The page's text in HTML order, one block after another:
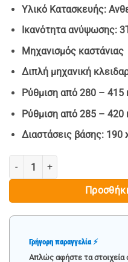
€
Υλικό Κατασκευής:
Ικανότητα ανύψωσης:
Μηχανισμός καστάνιας
Διπλή μηχανική
Ρύθμιση από 280 –
Ρύθμιση από 285 – 420
Διαστάσεις βάσης: 190
ΣΕΤ ΤΡΙΠΟΔΑ ΣΤΗΡΙΞΗΣ
Γρήγορη παραγγελία ⚡
Απλώς αφήστε τα στοιχεία